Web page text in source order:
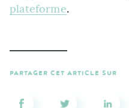
plateforme.
PARTAGER CET ARTICLE SUR